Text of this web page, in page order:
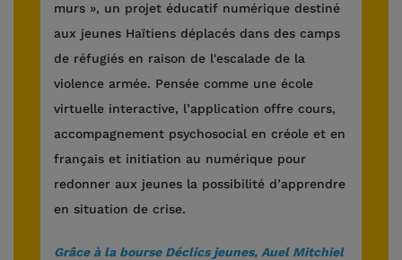
murs », un projet éducatif numérique destiné
aux jeunes Haïtiens déplacés dans des camps
de réfugiés en raison de l'escalade de la
violence armée. Pensée comme une école
virtuelle interactive, l’application offre cours,
accompagnement psychosocial en créole et en
français et initiation au numérique pour
redonner aux jeunes la possibilité d’apprendre
en situation de crise.
Grâce à la bourse Déclics jeunes, Auel Mitchiel